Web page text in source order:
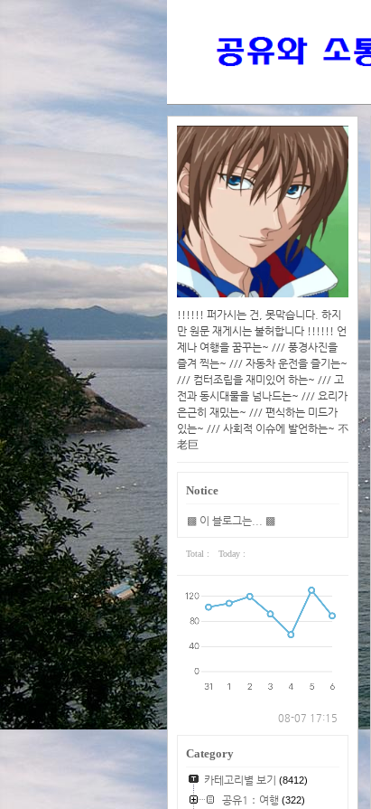
!!!!!! 퍼가시는 건, 못막습니다. 하지
만 원문 재게시는 불허합니다 !!!!!! 언
제나 여행을 꿈꾸는~ /// 풍경사진을
즐겨 찍는~ /// 자동차 운전을 즐기는~
/// 컴터조립을 재미있어 하는~ /// 고
전과 동시대물을 넘나드는~ /// 요리가
은근히 재밌는~ /// 편식하는 미드가
있는~ /// 사회적 이슈에 발언하는~ 不
老巨
Notice
▩ 이 블로그는... ▩
Total : Today :
08-07 17:15
Category
카테고리별 보기 (8412)
공유1：여행 (322)